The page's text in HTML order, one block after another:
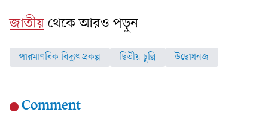
জাতীয়থেকে আরও পড়ুন
পারমাণবিক বিদ্যুৎ প্রকল্প দ্বিতীয় চুল্লি উদ্বোধনজ
Comment